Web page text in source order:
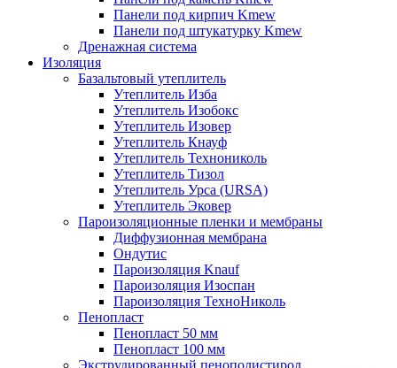
Панели под кирпич Kmew
Панели под штукатурку Kmew
Дренажная система
Изоляция
Базальтовый утеплитель
Утеплитель Изба
Утеплитель Изобокс
Утеплитель Изовер
Утеплитель Кнауф
Утеплитель Технониколь
Утеплитель Тизол
Утеплитель Урса (URSA)
Утеплитель Эковер
Пароизоляционные пленки и мембраны
Диффузионная мембрана
Ондутис
Пароизоляция Knauf
Пароизоляция Изоспан
Пароизоляция ТехноНиколь
Пенопласт
Пенопласт 50 мм
Пенопласт 100 мм
Экструдированный пенополистирол